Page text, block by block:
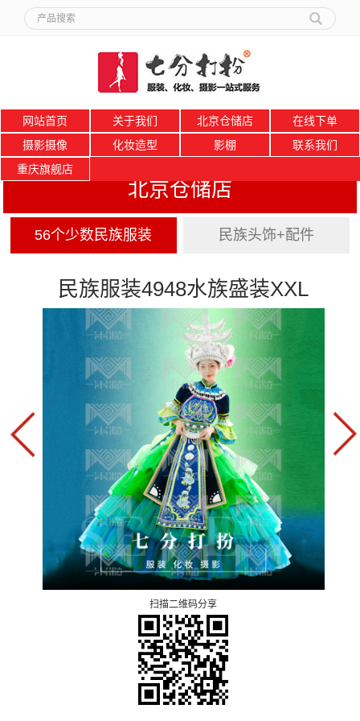
网站首页 关于我们 北京仓储店
在线下单
摄影摄像
化妆造型 影棚
联系我们
重庆旗舰店
北京仓储店
56个少数民族服装 民族头饰+配件
民族服装4948水族盛装XXL
扫描二维码分享